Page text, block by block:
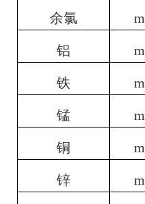
余氯
铝
铁
锰
铜
锌